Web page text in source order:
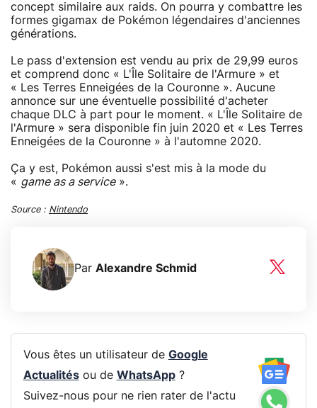
concept similaire aux raids. On pourra y combattre les
formes gigamax de Pokémon légendaires d'anciennes
générations.
Le pass d'extension est vendu au prix de 29,99 euros
et comprend donc « L'Île Solitaire de l'Armure » et
« Les Terres Enneigées de la Couronne ». Aucune
annonce sur une éventuelle possibilité d'acheter
chaque DLC à part pour le moment. « L'Île Solitaire de
l'Armure » sera disponible fin juin 2020 et « Les Terres
Enneigées de la Couronne » à l'automne 2020.
Ça y est, Pokémon aussi s'est mis à la mode du
« game as a service».
Source : Nintendo
Par Alexandre Schmid
Vous êtes un utilisateur de Google
Actualitésou de WhatsApp?
Suivez-nous pour ne rien rater de l'actu